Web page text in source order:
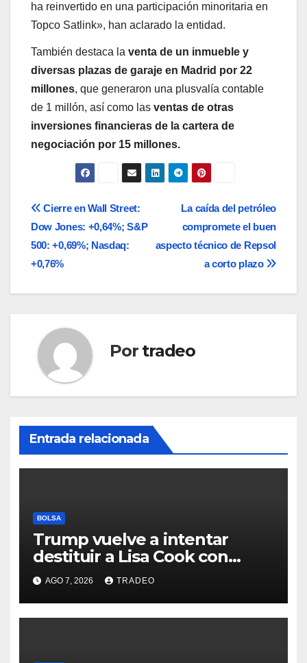
ha reinvertido en una participación minoritaria en
Topco Satlink», han aclarado la entidad.
También destaca la venta de un inmueble y
diversas plazas de garaje en Madrid por 22
millones, que generaron una plusvalía contable
de 1 millón, así como las ventas de otras
inversiones financieras de la cartera de
negociación por 15 millones.
Navegación
de
entradas
La caída del petróleo
compromete el buen
aspecto técnico de Repsol
a corto plazo
Cierre en Wall Street:
Dow Jones: +0,64%; S&P
500: +0,69%; Nasdaq:
+0,76%
Por tradeo
Entrada relacionada
BOLSA
Trump vuelve a intentar
destituir a Lisa Cook con
acusaciones de fraude
hipotecario
AGO 7, 2026 TRADEO